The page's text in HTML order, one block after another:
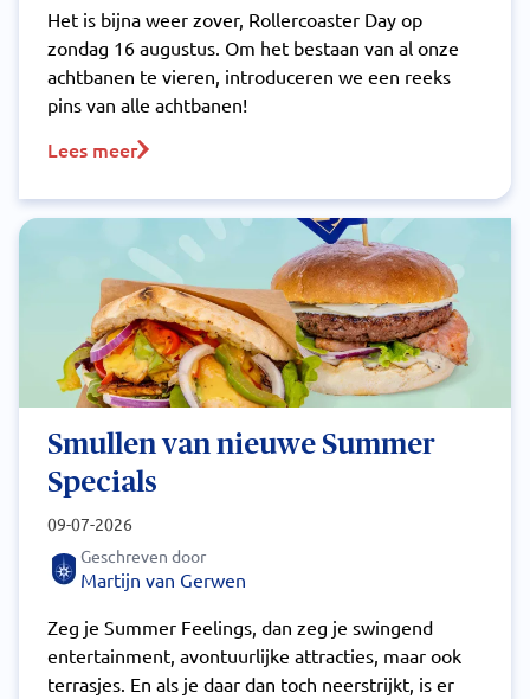
Het is bijna weer zover, Rollercoaster Day op
zondag 16 augustus. Om het bestaan van al onze
achtbanen te vieren, introduceren we een reeks
pins van alle achtbanen!
Lees meer
Smullen van nieuwe Summer
Specials
09-07-2026
Geschreven door
Martijn van Gerwen
Zeg je Summer Feelings, dan zeg je swingend
entertainment, avontuurlijke attracties, maar ook
terrasjes. En als je daar dan toch neerstrijkt, is er